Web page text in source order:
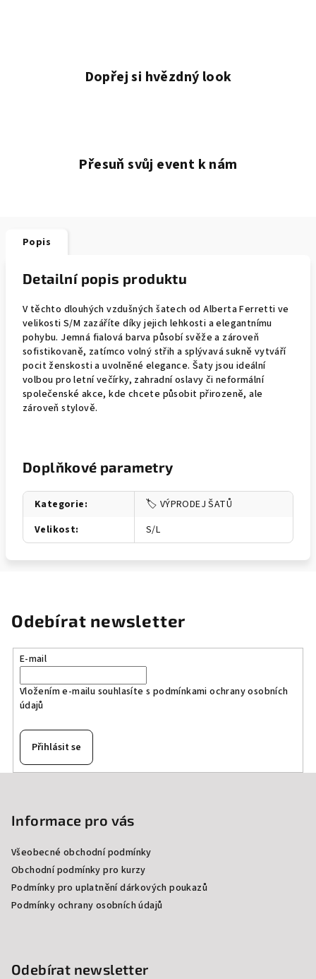
Dopřej si hvězdný look
Přesuň svůj event k nám
Popis
Detailní popis produktu
V těchto dlouhých vzdušných šatech od Alberta Ferretti ve
velikosti S/M zazáříte díky jejich lehkosti a elegantnímu
pohybu. Jemná fialová barva působí svěže a zároveň
sofistikovaně, zatímco volný střih a splývavá sukně vytváří
pocit ženskosti a uvolněné elegance. Šaty jsou ideální
volbou pro letní večírky, zahradní oslavy či neformální
společenské akce, kde chcete působit přirozeně, ale
zároveň stylově.
Doplňkové parametry
Kategorie:
🏷️ VÝPRODEJ ŠATŮ
Velikost: S/L
Odebírat newsletter
E-mail
Vložením e-mailu souhlasíte s podmínkami ochrany osobních
údajů
Přihlásit se
Informace pro vás
Všeobecné obchodní podmínky
Obchodní podmínky pro kurzy
Podmínky pro uplatnění dárkových poukazů
Podmínky ochrany osobních údajů
Odebírat newsletter